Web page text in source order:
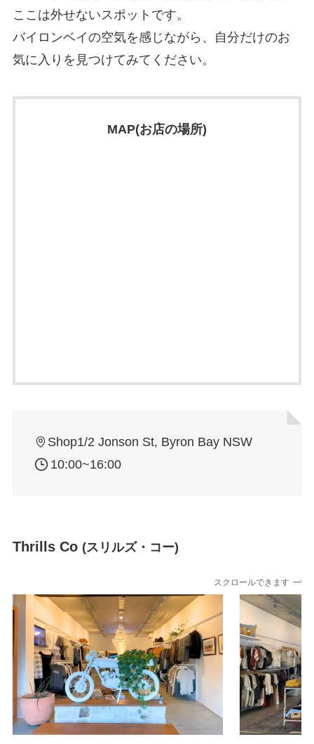
ここは外せないスポットです。
バイロンベイの空気を感じながら、自分だけのお
気に入りを見つけてみてください。
MAP(お店の場所)
Shop1/2 Jonson St, Byron Bay NSW
10:00~16:00
Thrills Co (スリルズ・コー)
スクロールできます